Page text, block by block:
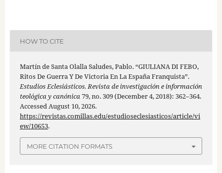
HOW TO CITE
Martín de Santa Olalla Saludes, Pablo. “GIULIANA DI FEBO,
Ritos De Guerra Y De Victoria En La España Franquista”.
Estudios Eclesiásticos. Revista de investigación e información
teológica y canónica79, no. 309 (December 4, 2018): 362–364.
Accessed August 10, 2026.
https://revistas.comillas.edu/estudioseclesiasticos/article/vi
ew/10653.
MORE CITATION FORMATS